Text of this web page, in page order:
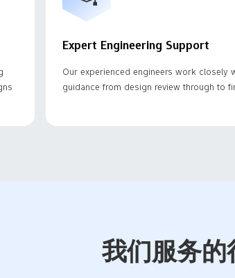
Expert Engineering Support
Our experienced engineers work closely
guidance from design review through to
我们服务的